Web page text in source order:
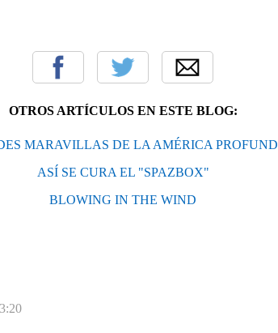
OTROS ARTÍCULOS EN ESTE BLOG:
MARAVILLAS DE LA AMÉRICA
ASÍ SE CURA EL "SPAZBOX"
BLOWING IN THE WIND